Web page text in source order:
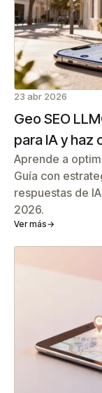
23 abr 2026
Geo SEO
para IA y haz
Aprende a
Guía con
respuestas de
2026.
Ver más→